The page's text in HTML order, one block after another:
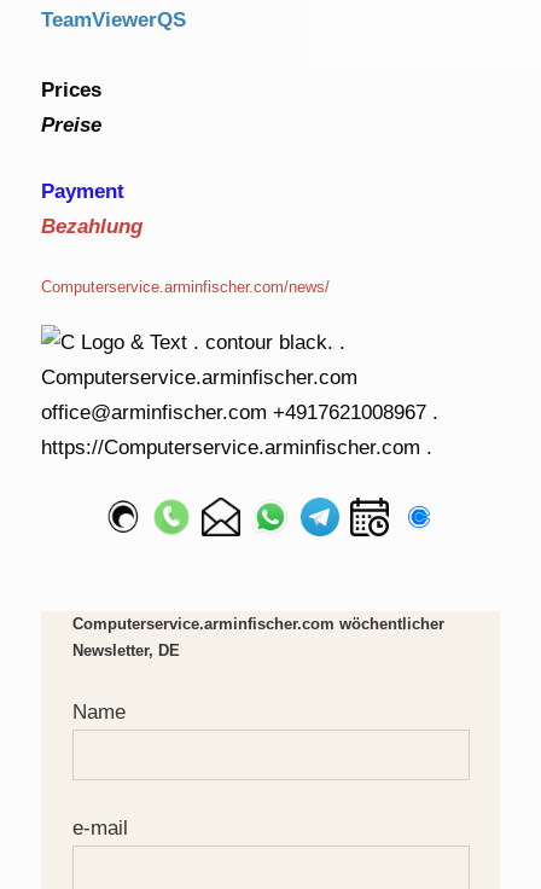
TeamViewerQS
Prices
Preise
Payment
Bezahlung
Computerservice.arminfischer.com/news/
Computerservice.arminfischer.com wöchentlicher
Newsletter, DE
Name
e-mail